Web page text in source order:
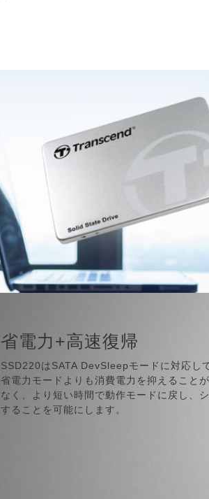
省電力+高速復帰
SSD220はSATA DevSleepモードに対応し
省電力モードよりも消費電力を抑えること
なく、より短い時間で動作モードに戻し、
することを可能にします。